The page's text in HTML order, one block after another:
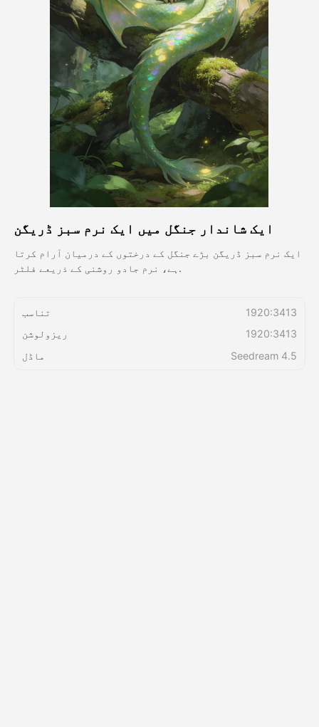
اویٹار ویڈیو
اے ویڈیو
اے فوٹو
دیگر اوزار
تمام ٹیمپلیٹس دیکھیں
گیلری
قیمتوں کی فہرست
ایک شاندار جنگل میں ایک نرم سبز ڈریگن
ایک نرم سبز ڈریگن بڑے جنگل کے درختوں کے درمیان آرام کرتا
ہے، نرم جادو روشنی کے ذریعے فلٹر.
تناسب
1920:3413
ریزولوشن
1920:3413
ماڈل
Seedream 4.5